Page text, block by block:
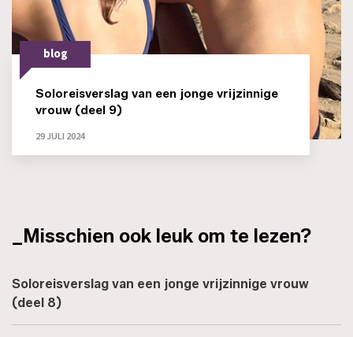
blog
Soloreisverslag van een jonge vrijzinnige
vrouw (deel 9)
29 JULI 2024
_Misschien ook leuk om te lezen?
Soloreisverslag van een jonge vrijzinnige vrouw
(deel 8)